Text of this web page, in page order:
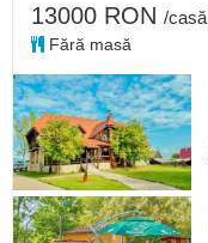
13000 RON /casă
Fără masă